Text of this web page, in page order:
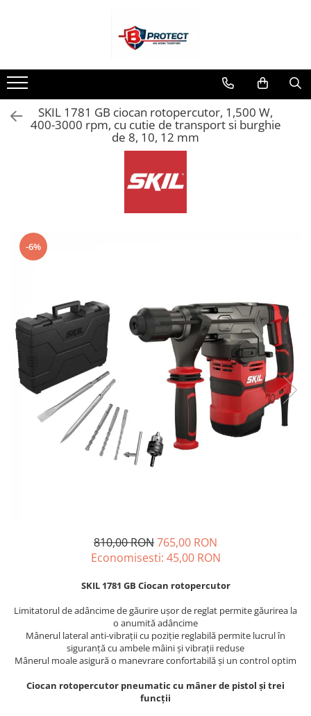
Atomizoare si pulverizatoare
Atomizoare
Pulverizatoare
Aspiratoare , suflante si tocatoare
Diverse
Drujbe
Drujbe electrice
Drujbe termice
Echipamente medicale
Echipamente PSI
Generatoare si unelte pentru
santier
Betoniere
Generatoare
Masini si tractorase de tuns
Motosape si motoburghie
Motoburghie
Motosapatoare
SKIL 1781 GB ciocan rotopercutor, 1,500 W,
400-3000 rpm, cu cutie de transport si burghie
de 8, 10, 12 mm
-6%
810,00 RON765,00 RON
Economisesti: 45,00 RON
SKIL 1781 GB Ciocan rotopercutor
Limitatorul de adâncime de găurire ușor de reglat permite găurirea la
o anumită adâncime
Mânerul lateral anti-vibrații cu poziție reglabilă permite lucrul în
siguranță cu ambele mâini și vibrații reduse
Mânerul moale asigură o manevrare confortabilă și un control optim
Ciocan rotopercutor pneumatic cu mâner de pistol și trei
funcții